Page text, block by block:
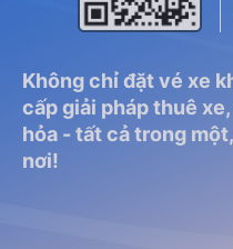
Không chỉ đặt vé xe
cấp giải pháp thuê
hỏa - tất cả trong
nơi!